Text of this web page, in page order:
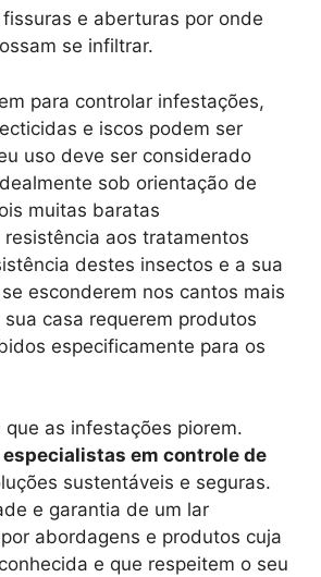
e aberturas por onde
se infiltrar.
para controlar infestações,
e iscos podem ser
uso deve ser considerado
sob orientação de
muitas baratas
aos tratamentos
destes insectos e a sua
esconderem nos cantos mais
casa requerem produtos
especificamente para os
que as infestações piorem.
especialistas em controle de
sustentáveis ​​e seguras.
e garantia de um lar
abordagens e produtos cuja
e que respeitem o seu